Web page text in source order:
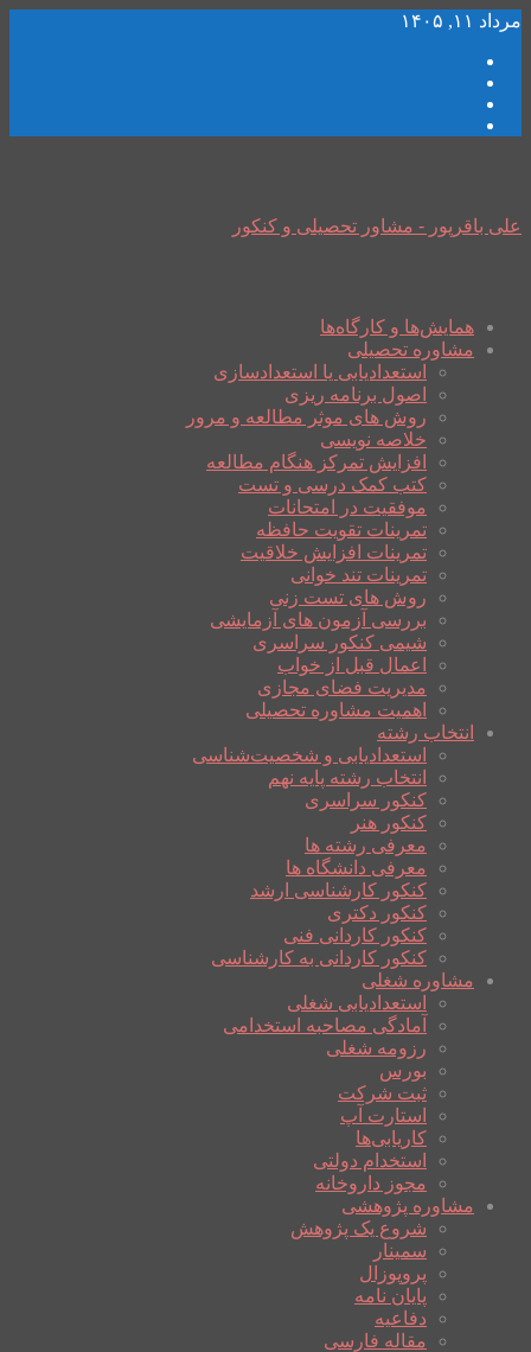
مرداد ۱۱, ۱۴۰۵
علی باقرپور - مشاور تحصیلی و کنکور
همایش‌ها و کارگاه‌ها
مشاوره تحصیلی
استعدادیابی یا استعدادسازی
اصول برنامه ریزی
روش های موثر مطالعه و مرور
خلاصه نویسی
افزایش تمرکز هنگام مطالعه
کتب کمک درسی و تست
موفقیت در امتحانات
تمرینات تقویت حافظه
تمرینات افزایش خلاقیت
تمرینات تند خوانی
روش های تست زنی
بررسی آزمون های آزمایشی
شیمی کنکور سراسری
اعمال قبل از خواب
مدیریت فضای مجازی
اهمیت مشاوره تحصیلی
انتخاب رشته
استعدادیابی و شخصیت‌شناسی
انتخاب رشته پایه نهم
کنکور سراسری
کنکور هنر
معرفی رشته ها
معرفی دانشگاه ها
کنکور کارشناسی ارشد
کنکور دکتری
کنکور کاردانی فنی
کنکور کاردانی به کارشناسی
مشاوره شغلی
استعدادیابی شغلی
آمادگی مصاحبه استخدامی
رزومه شغلی
بورس
ثبت شرکت
استارت آپ
کاریابی‌ها
استخدام دولتی
مجوز داروخانه
مشاوره پژوهشی
شروع یک پژوهش
سمینار
پروپوزال
پایان نامه
دفاعیه
مقاله فارسی